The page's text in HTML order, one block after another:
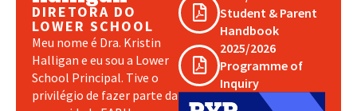
DIRETORA DO
LOWER SCHOOL
Meu nome é Dra. Kristin
Halligan e eu sou a Lower
School Principal. Tive o
privilégio de fazer parte da
Student & Parent
Handbook
2025/2026
Programme of
Inquiry